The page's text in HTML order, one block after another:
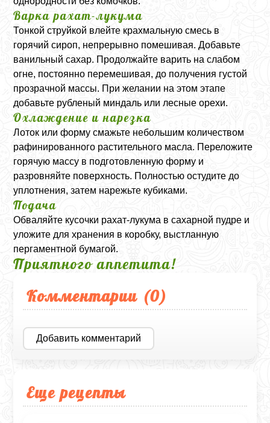
Варка рахат-лукума
Тонкой струйкой влейте крахмальную смесь в
горячий сироп, непрерывно помешивая. Добавьте
ванильный сахар. Продолжайте варить на слабом
огне, постоянно перемешивая, до получения густой
прозрачной массы. При желании на этом этапе
добавьте рубленый миндаль или лесные орехи.
Охлаждение и нарезка
Лоток или форму смажьте небольшим количеством
рафинированного растительного масла. Переложите
горячую массу в подготовленную форму и
разровняйте поверхность. Полностью остудите до
уплотнения, затем нарежьте кубиками.
Подача
Обваляйте кусочки рахат-лукума в сахарной пудре и
уложите для хранения в коробку, выстланную
пергаментной бумагой.
Приятного аппетита!
Комментарии (0)
Добавить комментарий
Еще рецепты